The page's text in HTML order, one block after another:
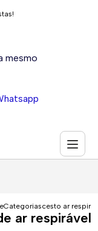
mesmo
Categoriascesto ar
ar respirável